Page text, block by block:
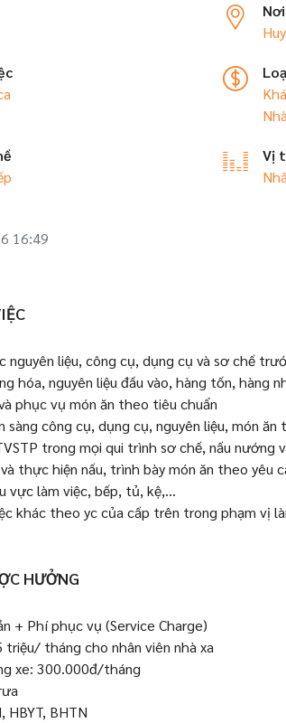
Vị
16:49
nguyên liệu, công cụ, dụng cụ và sơ chế
hóa, nguyên liệu đầu vào, hàng tốn, hàng
phục vụ món ăn theo tiêu chuẩn
sàng công cụ, dụng cụ, nguyên liệu, món
trong mọi qui trình sơ chế, nấu nướng
thực hiện nấu, trình bày món ăn theo yêu
vực làm việc, bếp, tủ, kệ,...
khác theo yc của cấp trên trong phạm vị
HƯỞNG
+ Phí phục vụ (Service Charge)
triệu/ tháng cho nhân viên nhà xa
xe: 300.000đ/tháng
HBYT, BHTN